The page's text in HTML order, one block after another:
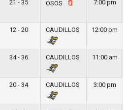
21 - 35 OSOS 7:00 pm
12 - 20 CAUDILLOS 12:00 pm
34 - 36 CAUDILLOS 11:00 am
20 - 34 CAUDILLOS 3:00 pm